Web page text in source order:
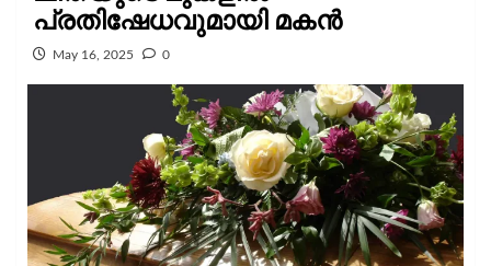
പ്രതിഷേധവുമായി മകൻ
May 16, 2025 0